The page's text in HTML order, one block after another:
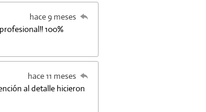
hace 9 meses
100%
hace 11 meses
al detalle hicieron